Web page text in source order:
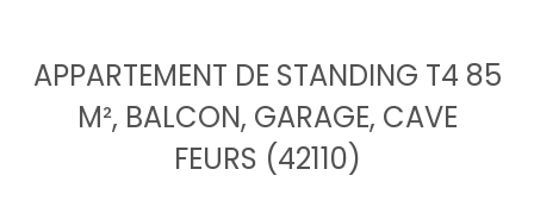
APPARTEMENT DE STANDING T4 85
M², BALCON, GARAGE, CAVE
FEURS (42110)